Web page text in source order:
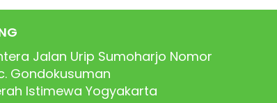
Jalan Urip Sumoharjo Nomor
Gondokusuman
Istimewa Yogyakarta